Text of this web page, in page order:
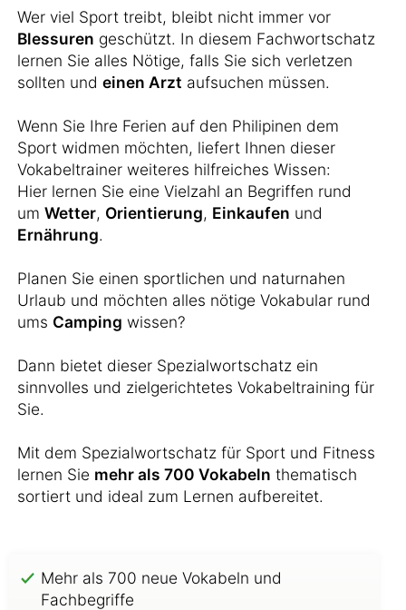
Wer viel Sport treibt, bleibt nicht immer vor
Blessuren geschützt. In diesem Fachwortschatz
lernen Sie alles Nötige, falls Sie sich verletzen
sollten und einen Arzt aufsuchen müssen.
Wenn Sie Ihre Ferien auf den Philipinen dem
Sport widmen möchten, liefert Ihnen dieser
Vokabeltrainer weiteres hilfreiches Wissen:
Hier lernen Sie eine Vielzahl an Begriffen rund
um Wetter, Orientierung, Einkaufen und
Ernährung.
Planen Sie einen sportlichen und naturnahen
Urlaub und möchten alles nötige Vokabular rund
ums Camping wissen?
Dann bietet dieser Spezialwortschatz ein
sinnvolles und zielgerichtetes Vokabeltraining für
Sie.
Mit dem Spezialwortschatz für Sport und Fitness
lernen Sie mehr als 700 Vokabeln thematisch
sortiert und ideal zum Lernen aufbereitet.
Mehr als 700 neue Vokabeln und
Fachbegriffe